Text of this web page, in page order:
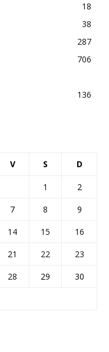
18
38
287
706
136
V S D
1
2
7 8
9
14 15
16
21 22
23
28 29
30